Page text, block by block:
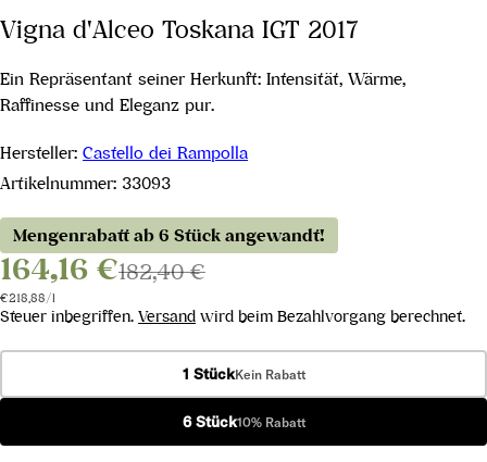
Vigna d'Alceo Toskana IGT 2017
Ein Repräsentant seiner Herkunft: Intensität, Wärme,
Raffinesse und Eleganz pur.
Hersteller: Castello dei Rampolla
Artikelnummer: 33093
Mengenrabatt ab 6 Stück angewandt!
164,16 €182,40 €
Stückpreis
€218,88/pro
l
Steuer inbegriffen. Versand wird beim Bezahlvorgang berechnet.
1 StückKein Rabatt
6 Stück10% Rabatt